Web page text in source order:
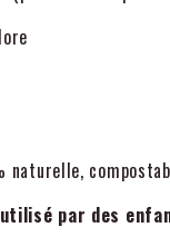
naturelle,
par des